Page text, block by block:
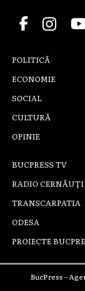
POLITICĂ
ECONOMIE
SOCIAL
CULTURĂ
OPINIE
BUCPRESS TV
RADIO CERNĂUȚI
TRANSCARPATIA
ODESA
PROIECTE
BucPress –